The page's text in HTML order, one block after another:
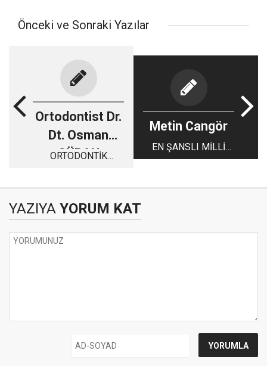
Önceki ve Sonraki Yazılar
Ortodontist Dr.
Dt. Osman
GÜRAN
ORTODONTİK
Metin Cangör
EN ŞANSLI MİLLİ
TAKIM
YAZIYA YORUM KAT